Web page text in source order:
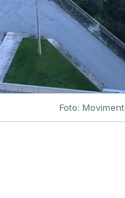
Foto: